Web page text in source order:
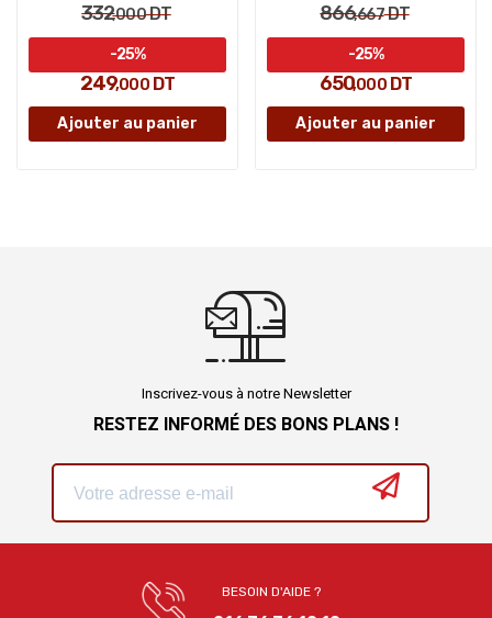
332,000DT
249,000DT
-25%
Ajouter au panier
866,667DT
650,000DT
-25%
Ajouter au panier
Inscrivez-vous à notre Newsletter
RESTEZ INFORMÉ DES BONS PLANS !
BESOIN D'AIDE ?